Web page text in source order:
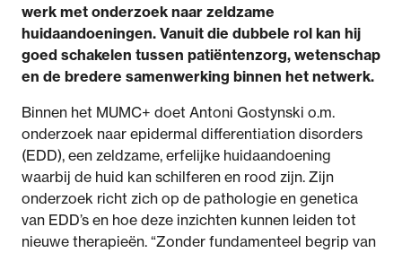
werk met onderzoek naar zeldzame
huidaandoeningen. Vanuit die dubbele rol kan hij
goed schakelen tussen patiëntenzorg, wetenschap
en de bredere samenwerking binnen het netwerk.
Binnen het MUMC+ doet Antoni Gostynski o.m.
onderzoek naar epidermal differentiation disorders
(EDD), een zeldzame, erfelijke huidaandoening
waarbij de huid kan schilferen en rood zijn. Zijn
onderzoek richt zich op de pathologie en genetica
van EDD’s en hoe deze inzichten kunnen leiden tot
nieuwe therapieën. “Zonder fundamenteel begrip van